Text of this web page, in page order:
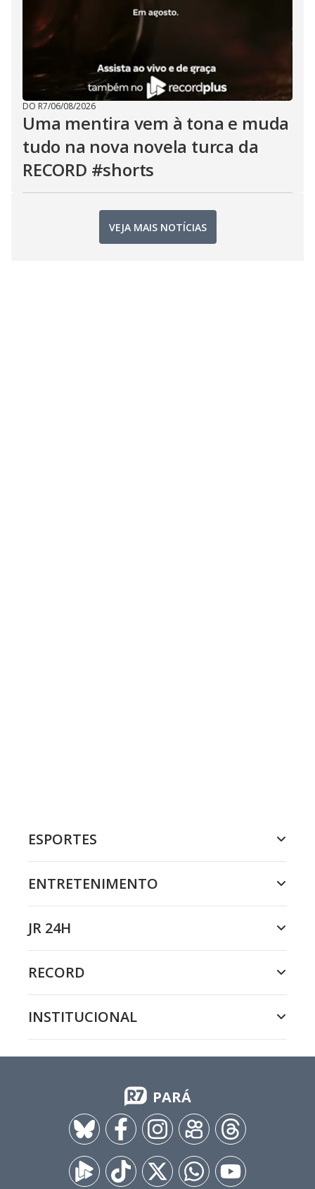
DO R7/06/08/2026
Uma mentira vem à tona e muda
tudo na nova novela turca da
RECORD #shorts
VEJA MAIS NOTÍCIAS
ESPORTES
ENTRETENIMENTO
JR 24H
RECORD
INSTITUCIONAL
PARÁ